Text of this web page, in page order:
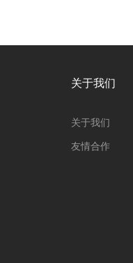
关于我们
关于我们
友情合作